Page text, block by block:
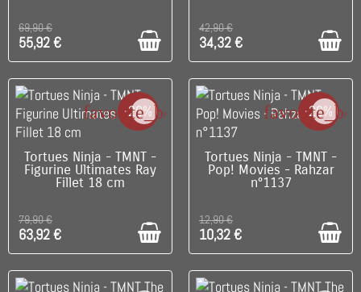
69,90 €
55,92 €
42,90 €
34,32 €
-20%
C'EST LE DERNIER !
favorite_border
Tortues Ninja - TMNT -
Figurine Ultimates Ray
Fillet 18 cm
79,90 €
63,92 €
-20%
DISPONIBLE
Tortues Ninja - TMNT -
Pop! Movies - Rahzar
n°1137
12,90 €
10,32 €